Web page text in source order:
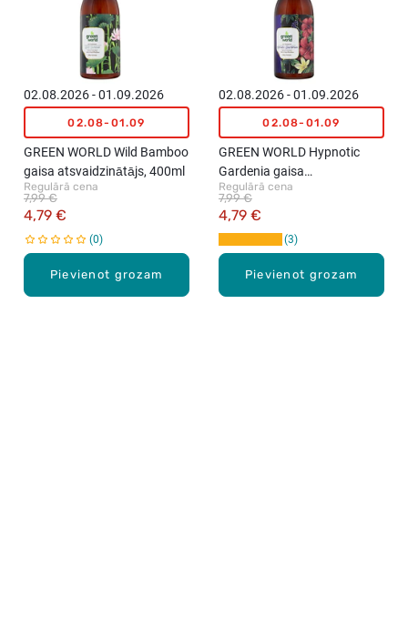
Pievienot grozam
02.08.2026 - 01.09.2026
02.08-01.09
GREEN WORLD Wild Bamboo
gaisa atsvaidzinātājs, 400ml
Regulārā cena
4,79 €
7,99 €
0
Pievienot grozam
02.08.2026 - 01.09.2026
02.08-01.09
GREEN WORLD Hypnotic
Gardenia gaisa
atsvaidzinātājs, 400ml
Regulārā cena
4,79 €
7,99 €
3